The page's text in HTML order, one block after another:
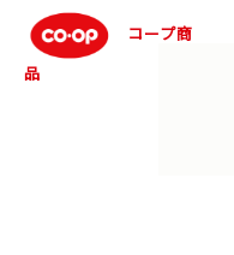
コープ商
品